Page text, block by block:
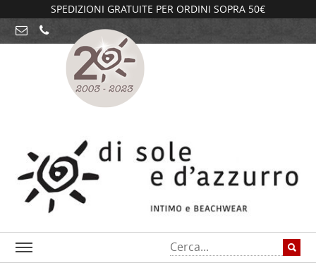
SPEDIZIONI GRATUITE PER ORDINI SOPRA 50€